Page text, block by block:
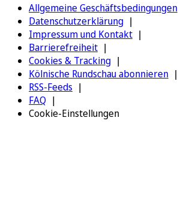
Allgemeine Geschäftsbedingungen
Datenschutzerklärung
Impressum und Kontakt
Barrierefreiheit
Cookies & Tracking
Kölnische Rundschau abonnieren
RSS-Feeds
FAQ
Cookie-Einstellungen